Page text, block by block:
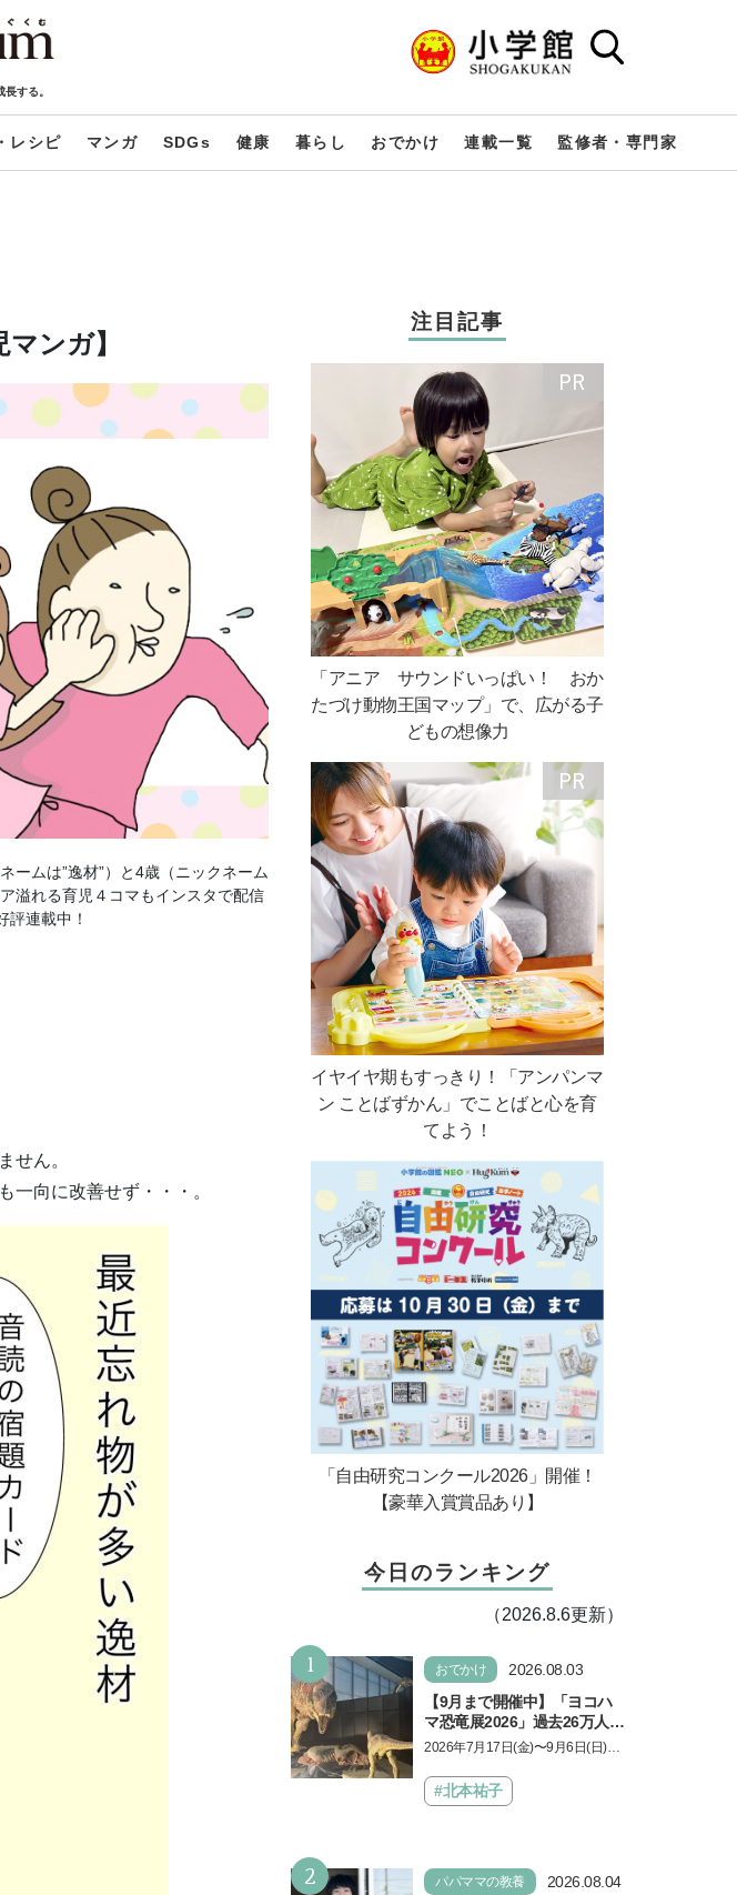
する。
レシピ マンガ SDGs 健康 暮らし おでかけ 連載一覧 監修者・専門家
ンガ】
ームは”逸材”）と4歳（ニックネーム
溢れる育児４コマもインスタで配信
連載中！
せん。
一向に改善せず・・・。
注目記事
「アニア サウンドいっぱい！ おか
たづけ動物王国マップ」で、広がる子
どもの想像力
イヤイヤ期もすっきり！「アンパンマ
ン ことばずかん」でことばと心を育
てよう！
「自由研究コンクール2026」開催！
【豪華入賞賞品あり】
今日のランキング
（2026.8.6更新）
1 おでかけ
2026.08.03
【9月まで開催中】「ヨコハ
マ恐竜展2026」過去26万人を
動員した恐竜展が9年ぶりに
しむポイントを完全ガイド
2026年7月17日(金)〜9月6日(日)、
「ヨコハマ恐竜展2026〜恐竜の食
卓大図鑑〜」が開催…
#北本祐子
2 パパママの教養
2026.08.04